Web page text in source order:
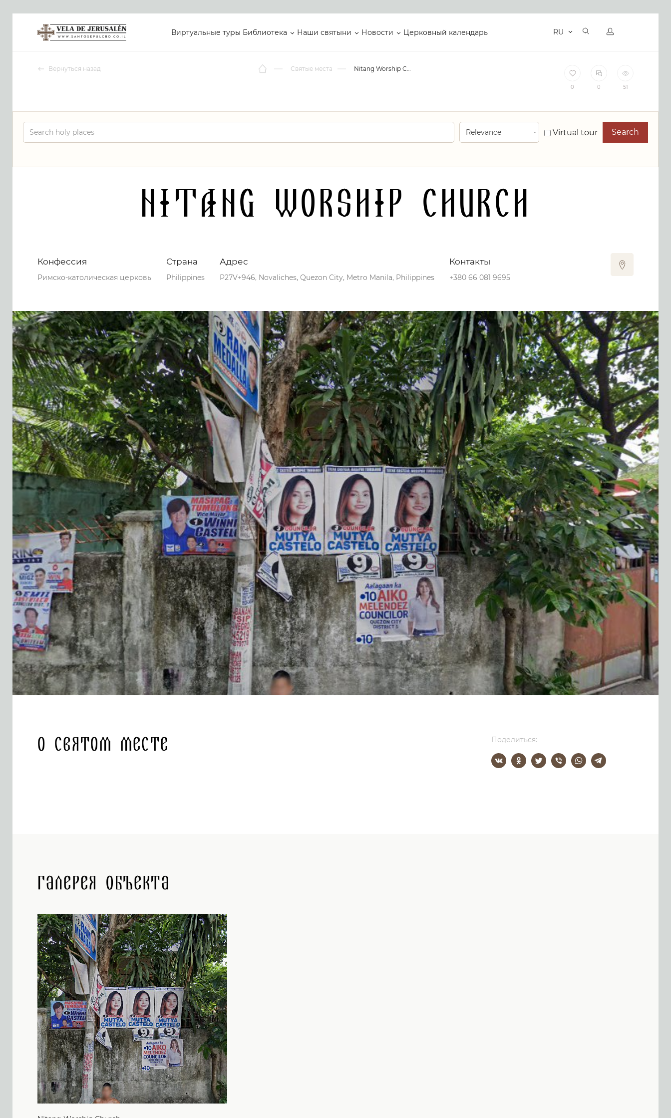
Виртуальные туры Библиотека Наши святыни Новости Церковный календарь RU
Вернуться назад Святые места Nitang Worship Church
0 0 51
Virtual tour Search
Nitang Worship Church
Конфессия
Римско-католическая церковь
Страна
Philippines
Адрес
P27V+946, Novaliches, Quezon City, Metro Manila, Philippines
Контакты
+380 66 081 9695
0 0 51
О святом месте Поделиться:
Галерея объекта